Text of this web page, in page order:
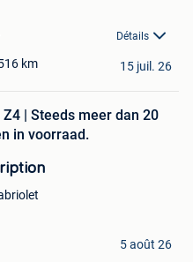
Détails
km 15 juil. 26
Z4 | Steeds meer dan 20
in voorraad.
5 août 26